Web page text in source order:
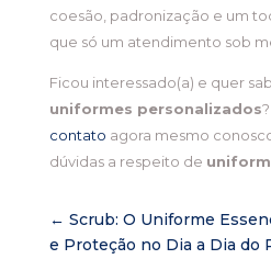
coesão, padronização e um
que só um atendimento sob
Ficou interessado(a) e quer
uniformes personalizados
contato agora mesmo
dúvidas a respeito de
← Scrub: O Uniforme
e Proteção no Dia a Dia do